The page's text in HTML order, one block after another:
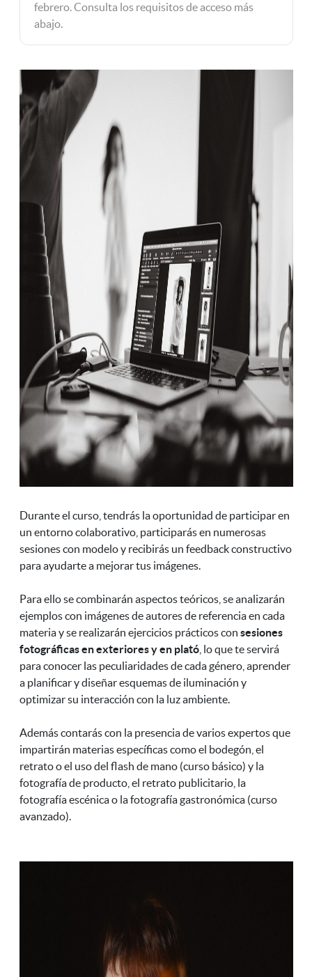
febrero. Consulta los requisitos de acceso más
abajo.
Durante el curso, tendrás la oportunidad de participar en
un entorno colaborativo, participarás en numerosas
sesiones con modelo y recibirás un feedback constructivo
para ayudarte a mejorar tus imágenes.
Para ello se combinarán aspectos teóricos, se analizarán
ejemplos con imágenes de autores de referencia en cada
materia y se realizarán ejercicios prácticos con sesiones
fotográficas en exteriores y en plató, lo que te servirá
para conocer las peculiaridades de cada género, aprender
a planificar y diseñar esquemas de iluminación y
optimizar su interacción con la luz ambiente.
Además contarás con la presencia de varios expertos que
impartirán materias específicas como el bodegón, el
retrato o el uso del flash de mano (curso básico) y la
fotografía de producto, el retrato publicitario, la
fotografía escénica o la fotografía gastronómica (curso
avanzado).